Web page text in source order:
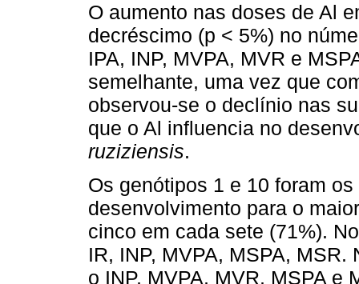
O aumento nas doses de Al
decréscimo (p < 5%) no
IPA, INP, MVPA, MVR e
semelhante, uma vez que
observou-se o declínio nas
que o Al influencia no
ruziziensis.
Os genótipos 1 e 10 foram
desenvolvimento para o
cinco em cada sete (71%).
IR, INP, MVPA, MSPA,
o INP, MVPA, MVR, MSPA e